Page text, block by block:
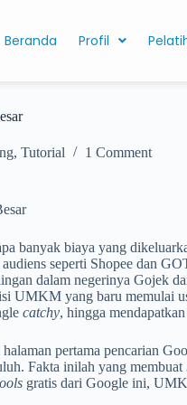
Beranda Profil
, Tutorial 1 Comment
banyak biaya yang
seperti Shopee dan
dalam negerinya Gojek
UMKM yang baru memulai
catchy, hingga
pertama pencarian
Fakta inilah yang membuat
gratis dari Google ini,